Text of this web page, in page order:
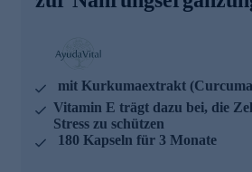
AyudaVital macht die Erfahrungen
AyudaVital ist es besonders wichtig,
was Sie einnehmen. Deshalb folgt
Prinzip der stringenten Einfachheit:
Hauptinhaltsstoff, ein ergänzender
mit Kurkumaextrakt
Vitamin E trägt dazu bei, die
Stress zu schützen
180 Kapseln für 3 Monate